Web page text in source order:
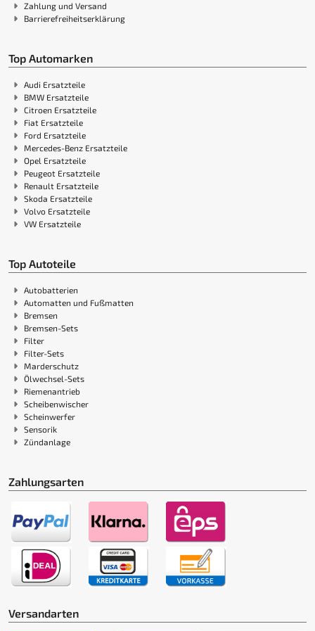
Zahlung und Versand
Barrierefreiheitserklärung
Top Automarken
Audi Ersatzteile
BMW Ersatzteile
Citroen Ersatzteile
Fiat Ersatzteile
Ford Ersatzteile
Mercedes-Benz Ersatzteile
Opel Ersatzteile
Peugeot Ersatzteile
Renault Ersatzteile
Skoda Ersatzteile
Volvo Ersatzteile
VW Ersatzteile
Top Autoteile
Autobatterien
Automatten und Fußmatten
Bremsen
Bremsen-Sets
Filter
Filter-Sets
Marderschutz
Ölwechsel-Sets
Riemenantrieb
Scheibenwischer
Scheinwerfer
Sensorik
Zündanlage
Zahlungsarten
Versandarten